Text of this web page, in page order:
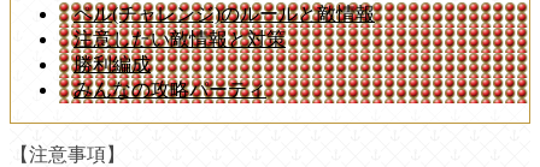
ペル(チャレンジ)のルールと敵情報
注意したい敵情報と対策
勝利編成
みんなの攻略パーティ
【注意事項】